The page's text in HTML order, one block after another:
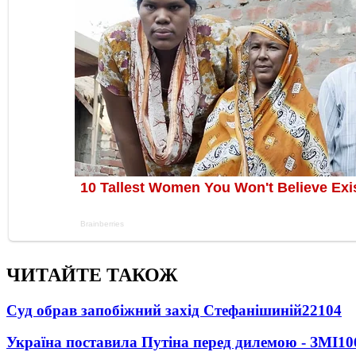
ЧИТАЙТЕ ТАКОЖ
Суд обрав запобіжний захід Стефанішиній22104
Україна поставила Путіна перед дилемою - ЗМІ